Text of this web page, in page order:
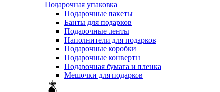
Подарочная упаковка
Подарочные пакеты
Банты для подарков
Подарочные ленты
Наполнители для подарков
Подарочные коробки
Подарочные конверты
Подарочная бумага и пленка
Мешочки для подарков